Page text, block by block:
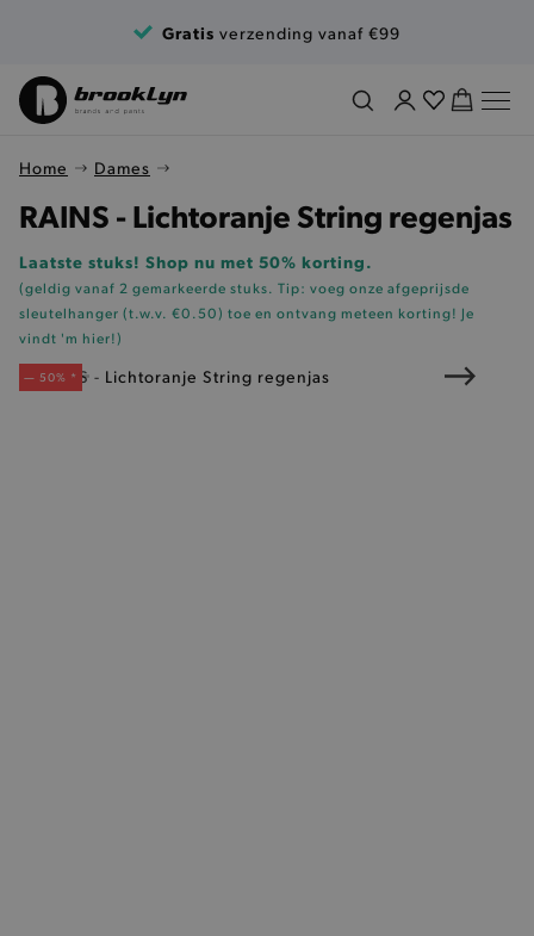
Gratis verzending vanaf €99
Home Dames
RAINS - Lichtoranje String regenjas
Laatste stuks! Shop nu met 50% korting.
(geldig vanaf 2 gemarkeerde stuks. Tip: voeg onze afgeprijsde
sleutelhanger (t.w.v. €0.50) toe en ontvang meteen korting! Je
vindt 'm hier!)
— 50% *